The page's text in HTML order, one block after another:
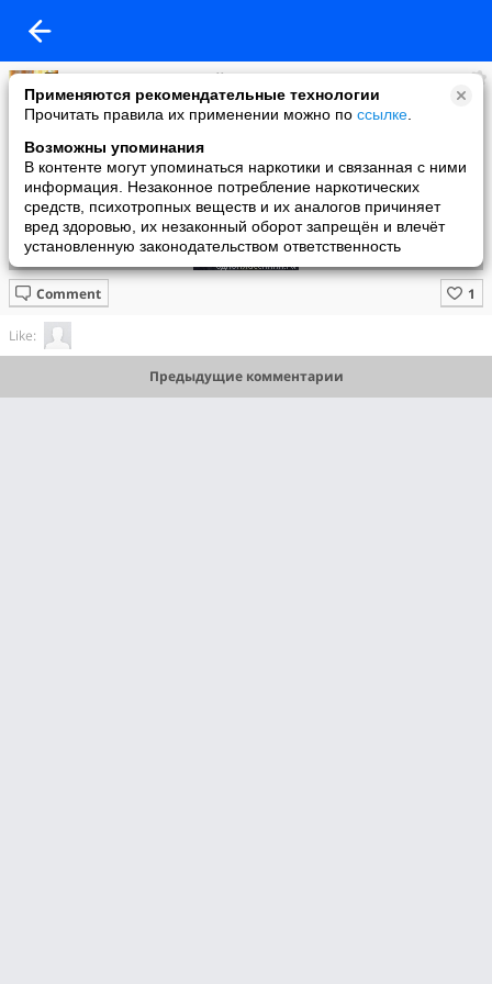
Применяются рекомендательные технологии
Прочитать правила их применении можно по ссылке
Возможны упоминания
В контенте могут упоминаться наркотики и связанная с ними
информация. Незаконное потребление наркотических
средств, психотропных веществ и их аналогов причиняет
вред здоровью, их незаконный оборот запрещён и влечёт
установленную законодательством ответственность
Владимир Загродский
added a photo
15 Feb в 18:18
Comment
Like:
Предыдущие комментарии